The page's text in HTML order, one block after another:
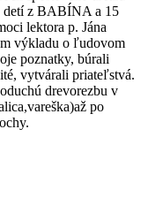
detí z BABÍNA a 15
lektora p. Jána
výkladu o ľudovom
poznatky, búrali
vytvárali priateľstvá.
drevorezbu v
po